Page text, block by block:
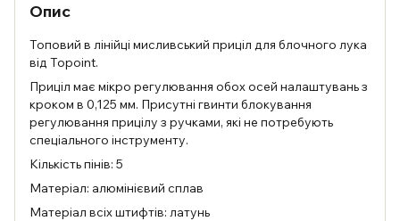
Опис
Топовий в лінійці мисливський приціл для блочного лука
від Topoint.
Приціл має мікро регулювання обох осей налаштувань з
кроком в 0,125 мм. Присутні гвинти блокування
регулювання прицілу з ручками, які не потребують
спеціального інструменту.
Кількість пінів: 5
Матеріал: алюмінієвий сплав
Матеріал всіх штифтів: латунь